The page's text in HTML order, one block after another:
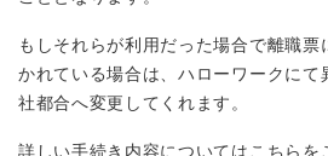
もしそれらが利用だった場合で離職票
かれている場合は、ハローワークにて
社都合へ変更してくれます。
詳しい手続き内容についてはこちらを